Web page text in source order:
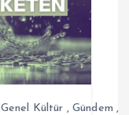
Genel Kültür , Gündem ,